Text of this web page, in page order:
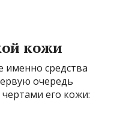
кожи
именно средства
очередь
его кожи: